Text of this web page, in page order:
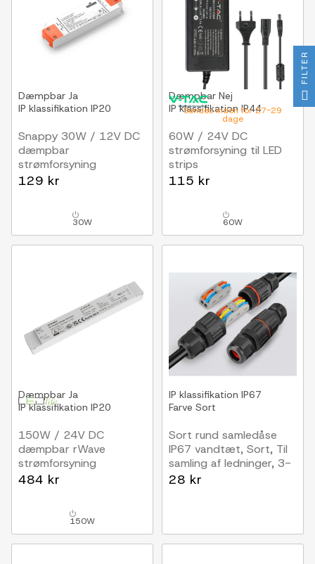
Dæmpbar Ja
IP klassifikation IP20
Snappy 30W / 12V DC
dæmpbar
strømforsyning
2.5A, IP20 indendørs
129 kr
30W
Sendes inden for 27-29
dage
Dæmpbar Nej
IP klassifikation IP44
60W / 24V DC
strømforsyning til LED
strips
2.5A, IP44 vådrum
115 kr
60W
Dæmpbar Ja
IP klassifikation IP20
150W / 24V DC
dæmpbar rWave
strømforsyning
6,25A, RF, push-dæmp
484 kr
150W
IP klassifikation IP67
Farve Sort
Sort rund samledåse
IP67 vandtæt, Sort, Til
samling af ledninger, 3-
ledet
28 kr
FILTER